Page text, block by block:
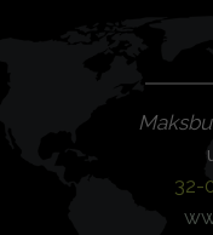
32-